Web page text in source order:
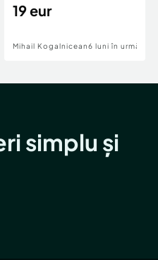
deschidere 71 ml la
19 eur
Mihail Kogalniceanu6 luni în urmă
simplu și